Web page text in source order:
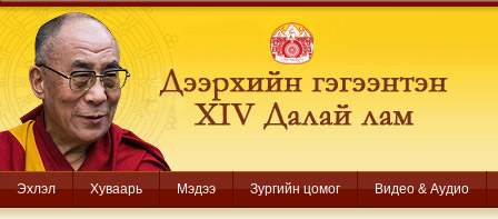
Эхлэл Хуваарь Мэдээ Зургийн цомог Видео & Аудио